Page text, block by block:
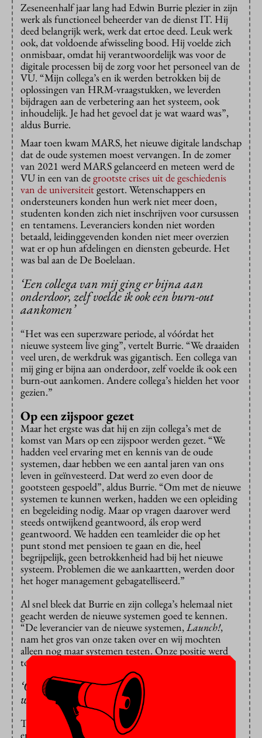
Zeseneenhalf jaar lang had Edwin Burrie plezier in zijn
werk als functioneel beheerder van de dienst IT. Hij
deed belangrijk werk, werk dat ertoe deed. Leuk werk
ook, dat voldoende afwisseling bood. Hij voelde zich
onmisbaar, omdat hij verantwoordelijk was voor de
digitale processen bij de zorg voor het personeel van de
VU. “Mijn collega’s en ik werden betrokken bij de
oplossingen van HRM-vraagstukken, we leverden
bijdragen aan de verbetering aan het systeem, ook
inhoudelijk. Je had het gevoel dat je wat waard was”,
aldus Burrie.
Maar toen kwam MARS, het nieuwe digitale landschap
dat de oude systemen moest vervangen. In de zomer
van 2021 werd MARS gelanceerd en meteen werd de
VU in een van degrootste crises uit de geschiedenis
van de universiteitgestort. Wetenschappers en
ondersteuners konden hun werk niet meer doen,
studenten konden zich niet inschrijven voor cursussen
en tentamens. Leveranciers konden niet worden
betaald, leidinggevenden konden niet meer overzien
wat er op hun afdelingen en diensten gebeurde. Het
was bal aan de De Boelelaan.
‘Een collega van mij ging er bijna aan
onderdoor, zelf voelde ik ook een burn-out
aankomen’
“Het was een superzware periode, al vóórdat het
nieuwe systeem live ging”, vertelt Burrie. “We draaiden
veel uren, de werkdruk was gigantisch. Een collega van
mij ging er bijna aan onderdoor, zelf voelde ik ook een
burn-out aankomen. Andere collega’s hielden het voor
gezien.”
Op een zijspoor gezet
Maar het ergste was dat hij en zijn collega’s met de
komst van Mars op een zijspoor werden gezet. “We
hadden veel ervaring met en kennis van de oude
systemen, daar hebben we een aantal jaren van ons
leven in geïnvesteerd. Dat werd zo even door de
gootsteen gespoeld”, aldus Burrie. “Om met de nieuwe
systemen te kunnen werken, hadden we een opleiding
en begeleiding nodig. Maar op vragen daarover werd
steeds ontwijkend geantwoord, áls erop werd
geantwoord. We hadden een teamleider die op het
punt stond met pensioen te gaan en die, heel
begrijpelijk, geen betrokkenheid had bij het nieuwe
systeem. Problemen die we aankaartten, werden door
het hoger management gebagatelliseerd.”
Al snel bleek dat Burrie en zijn collega’s helemaal niet
geacht werden de nieuwe systemen goed te kennen.
“De leverancier van de nieuwe systemen,Launch!,
nam het gros van onze taken over en wij mochten
alleen nog maar systemen testen. Onze positie werd
totaal uitgehold, onze waarde daalde naar nul.”
‘Onze positie werd totaal uitgehold, onze
waarde daalde naar nul’
Toen Burrie een consultant van Launch! vroeg of hij
en zijn collega’s ook bepaalde configuraties mochten